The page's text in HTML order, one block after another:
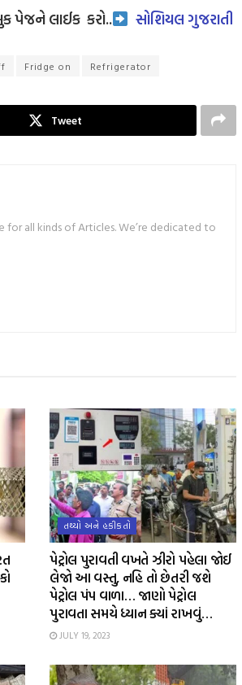
પેજને લાઈક કરો.. સોશિયલ ગુજરાતી
Fridge on Refrigerator
Tweet
all kinds of Articles. We’re dedicated to
તથ્યો અને હકીકતો
પેટ્રોલ પુરાવતી વખતે ઝીરો પહેલા જોઈ
લેજો આ વસ્તુ, નહિ તો છેતરી જશે
પેટ્રોલ પંપ વાળા… જાણો પેટ્રોલ
પુરાવતા સમયે ધ્યાન ક્યાં રાખવું…
JULY 19, 2023